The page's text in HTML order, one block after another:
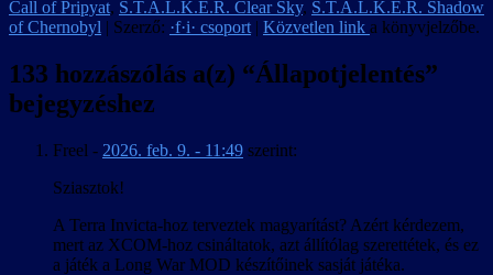
Call of Pripyat, S.T.A.L.K.E.R. Clear Sky, S.T.A.L.K.E.R. Shadow
of Chernobyl | Szerző: ·f·i· csoport | Közvetlen link a könyvjelzőbe.
133 hozzászólás a(z) “Állapotjelentés”
bejegyzéshez
Freel - 2026. feb. 9. - 11:49 szerint:
Sziasztok!
A Terra Invicta-hoz terveztek magyarítást? Azért kérdezem,
mert az XCOM-hoz csináltatok, azt állítólag szerettétek, és ez
a játék a Long War MOD készítőinek sasját játéka.